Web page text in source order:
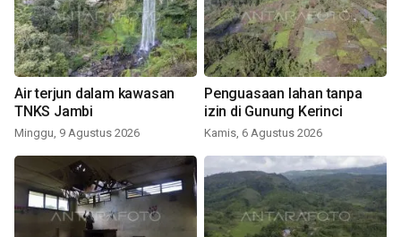
Air terjun dalam kawasan
TNKS Jambi
Minggu, 9 Agustus 2026
Penguasaan lahan tanpa
izin di Gunung Kerinci
Kamis, 6 Agustus 2026